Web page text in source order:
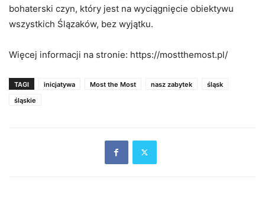
bohaterski czyn, który jest na wyciągnięcie obiektywu
wszystkich Ślązaków, bez wyjątku.
Więcej informacji na stronie: https://mostthemost.pl/
TAGI inicjatywa Most the Most nasz zabytek
śląsk
śląskie